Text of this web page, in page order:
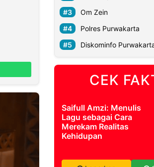
Om Zein
Polres Purwakarta
Diskominfo
CEK
Saifull Amzi: Menulis
Lagu sebagai Cara
Merekam Realitas
Kehidupan